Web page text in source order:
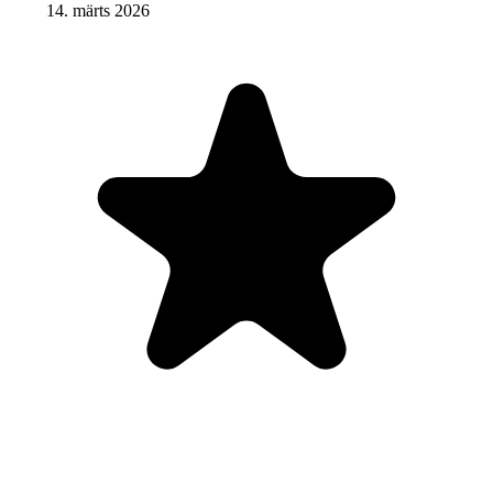
14. märts 2026